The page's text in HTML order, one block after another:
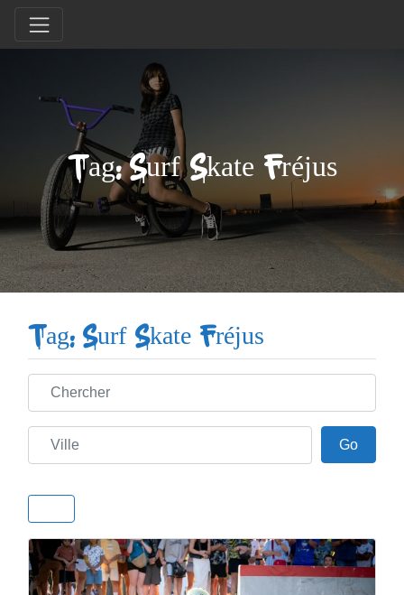
Tag: Surf Skate Fréjus
Tag: Surf Skate Fréjus
Chercher
Ville GoGo